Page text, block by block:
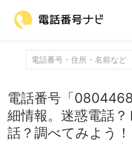
電話番号「
細情報。迷惑電話
話？調べてみよう！